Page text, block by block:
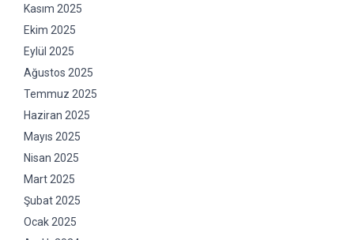
Kasım 2025
Ekim 2025
Eylül 2025
Ağustos 2025
Temmuz 2025
Haziran 2025
Mayıs 2025
Nisan 2025
Mart 2025
Şubat 2025
Ocak 2025